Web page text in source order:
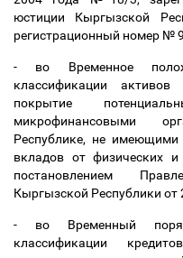
юстиции Кыргызской
регистрационный номер №
- во Временное
классификации
покрытие
микрофинансовыми
Республике, не
вкладов от физических
постановлением
Кыргызской Республики
- во Временный
классификации